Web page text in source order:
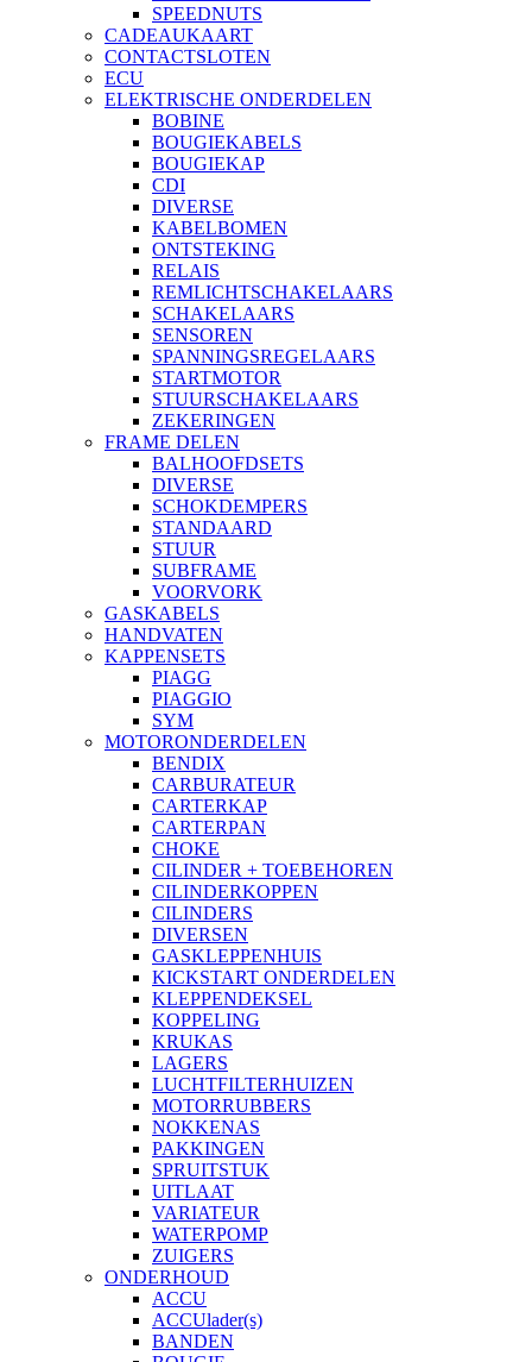
SPEEDNUTS
CADEAUKAART
CONTACTSLOTEN
ECU
ELEKTRISCHE ONDERDELEN
BOBINE
BOUGIEKABELS
BOUGIEKAP
CDI
DIVERSE
KABELBOMEN
ONTSTEKING
RELAIS
REMLICHTSCHAKELAARS
SCHAKELAARS
SENSOREN
SPANNINGSREGELAARS
STARTMOTOR
STUURSCHAKELAARS
ZEKERINGEN
FRAME DELEN
BALHOOFDSETS
DIVERSE
SCHOKDEMPERS
STANDAARD
STUUR
SUBFRAME
VOORVORK
GASKABELS
HANDVATEN
KAPPENSETS
PIAGG
PIAGGIO
SYM
MOTORONDERDELEN
BENDIX
CARBURATEUR
CARTERKAP
CARTERPAN
CHOKE
CILINDER + TOEBEHOREN
CILINDERKOPPEN
CILINDERS
DIVERSEN
GASKLEPPENHUIS
KICKSTART ONDERDELEN
KLEPPENDEKSEL
KOPPELING
KRUKAS
LAGERS
LUCHTFILTERHUIZEN
MOTORRUBBERS
NOKKENAS
PAKKINGEN
SPRUITSTUK
UITLAAT
VARIATEUR
WATERPOMP
ZUIGERS
ONDERHOUD
ACCU
ACCUlader(s)
BANDEN